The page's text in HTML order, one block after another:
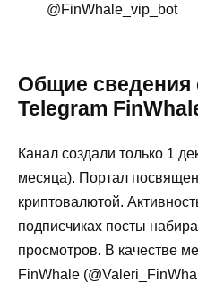
@FinWhale_vip_bot
Общие сведения
Telegram
Канал создали только 1
месяца). Портал посвящен
криптовалютой.
подписчиках посты
просмотров. В качестве
FinWhale